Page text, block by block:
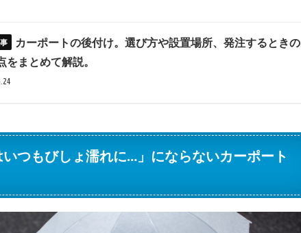
カーポートの後付け。選び方や設置場所、発注するときの
をまとめて解説。
いつもびしょ濡れに…」にならないカーポート